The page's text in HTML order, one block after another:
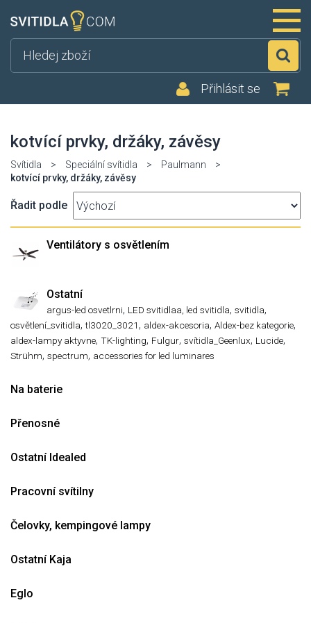
Přihlásit se
kotvící prvky, držáky, závěsy
Svítidla > Speciální svítidla > Paulmann
>
kotvící prvky, držáky, závěsy
Řadit podle
Ventilátory s osvětlením
Ostatní
argus-led osvetlrni, LED svitidlaa, led svitidla, svitidla,
osvětlení_svitidla,tl3020_3021 , aldex-akcesoria, Aldex-bez kategorie,
aldex-lampy aktyvne, TK-lighting, Fulgur, svítidla_Geenlux, Lucide,
Strühm, spectrum, accessories for led luminares
Na baterie
Přenosné
Ostatní Idealed
Pracovní svítilny
Čelovky, kempingové lampy
Ostatní Kaja
Eglo